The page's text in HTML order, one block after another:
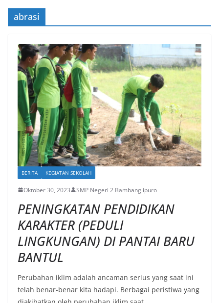
abrasi
BERITA KEGIATAN SEKOLAH
Oktober 30, 2023 SMP Negeri 2 Bambanglipuro
PENINGKATAN PENDIDIKAN
KARAKTER (PEDULI
LINGKUNGAN) DI PANTAI BARU
BANTUL
Perubahan iklim adalah ancaman serius yang saat ini
telah benar-benar kita hadapi. Berbagai peristiwa yang